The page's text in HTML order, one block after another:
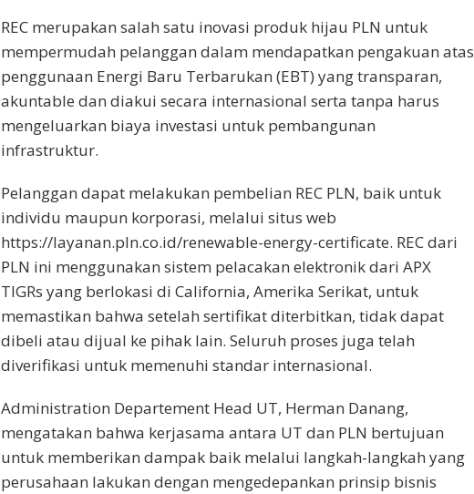
REC merupakan salah satu inovasi produk hijau PLN untuk
mempermudah pelanggan dalam mendapatkan pengakuan atas
penggunaan Energi Baru Terbarukan (EBT) yang transparan,
akuntable dan diakui secara internasional serta tanpa harus
mengeluarkan biaya investasi untuk pembangunan
infrastruktur.
Pelanggan dapat melakukan pembelian REC PLN, baik untuk
individu maupun korporasi, melalui situs web
https://layanan.pln.co.id/renewable-energy-certificate. REC dari
PLN ini menggunakan sistem pelacakan elektronik dari APX
TIGRs yang berlokasi di California, Amerika Serikat, untuk
memastikan bahwa setelah sertifikat diterbitkan, tidak dapat
dibeli atau dijual ke pihak lain. Seluruh proses juga telah
diverifikasi untuk memenuhi standar internasional.
Administration Departement Head UT, Herman Danang,
mengatakan bahwa kerjasama antara UT dan PLN bertujuan
untuk memberikan dampak baik melalui langkah-langkah yang
perusahaan lakukan dengan mengedepankan prinsip bisnis